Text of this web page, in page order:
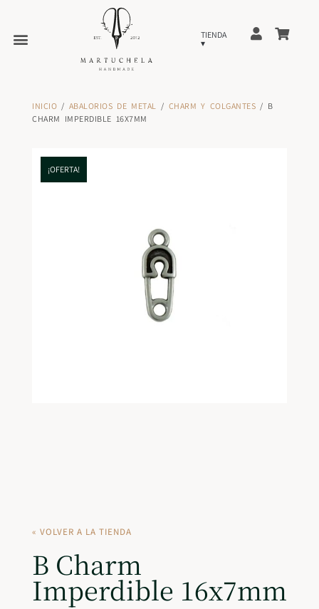
INICIO / ABALORIOS DE METAL / CHARM Y COLGANTES / B
CHARM IMPERDIBLE 16X7MM
¡OFERTA!
¡OFERTA!
« VOLVER A LA TIENDA
B Charm
Imperdible 16x7mm